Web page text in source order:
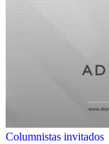
Columnistas invitados